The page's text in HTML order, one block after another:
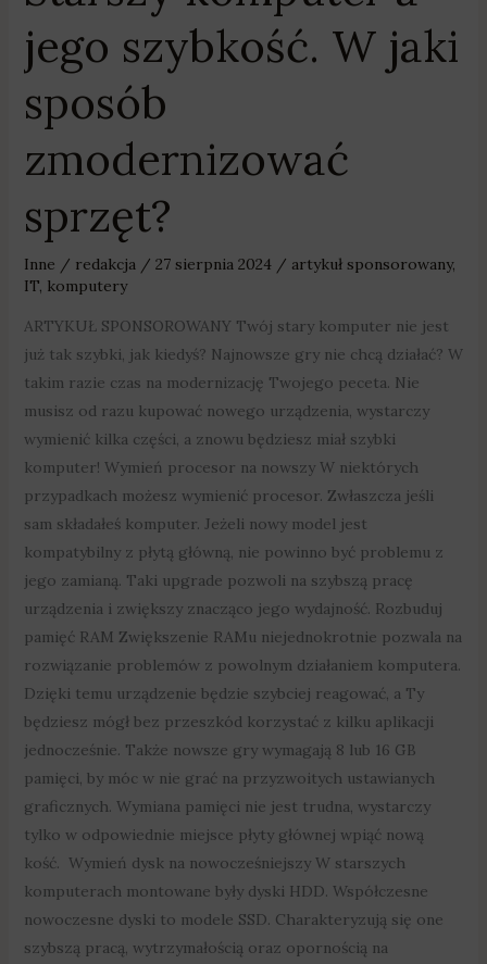
jego szybkość. W jaki
sposób
zmodernizować
sprzęt?
Inne / redakcja / 27 sierpnia 2024 / artykuł sponsorowany,
IT, komputery
ARTYKUŁ SPONSOROWANY Twój stary komputer nie jest
już tak szybki, jak kiedyś? Najnowsze gry nie chcą działać? W
takim razie czas na modernizację Twojego peceta. Nie
musisz od razu kupować nowego urządzenia, wystarczy
wymienić kilka części, a znowu będziesz miał szybki
komputer! Wymień procesor na nowszy W niektórych
przypadkach możesz wymienić procesor. Zwłaszcza jeśli
sam składałeś komputer. Jeżeli nowy model jest
kompatybilny z płytą główną, nie powinno być problemu z
jego zamianą. Taki upgrade pozwoli na szybszą pracę
urządzenia i zwiększy znacząco jego wydajność. Rozbuduj
pamięć RAM Zwiększenie RAMu niejednokrotnie pozwala na
rozwiązanie problemów z powolnym działaniem komputera.
Dzięki temu urządzenie będzie szybciej reagować, a Ty
będziesz mógł bez przeszkód korzystać z kilku aplikacji
jednocześnie. Także nowsze gry wymagają 8 lub 16 GB
pamięci, by móc w nie grać na przyzwoitych ustawianych
graficznych. Wymiana pamięci nie jest trudna, wystarczy
tylko w odpowiednie miejsce płyty głównej wpiąć nową
kość. Wymień dysk na nowocześniejszy W starszych
komputerach montowane były dyski HDD. Współczesne
nowoczesne dyski to modele SSD. Charakteryzują się one
szybszą pracą, wytrzymałością oraz opornością na